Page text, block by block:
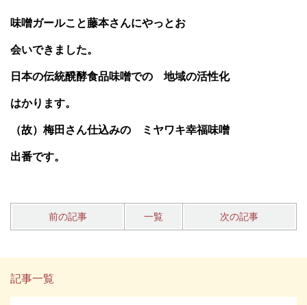
味噌ガールこと藤本さんにやっとお
会いできました。
日本の伝統醗酵食品味噌での 地域の活性化
はかります。
（故）梅田さん仕込みの ミヤワキ幸福味噌
出番です。
前の記事 一覧 次の記事
記事一覧